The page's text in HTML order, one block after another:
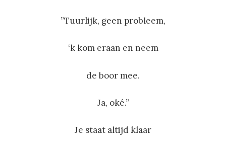
”Tuurlijk, geen probleem,
‘k kom eraan en neem
de boor mee.
Ja, oké.”
Je staat altijd klaar